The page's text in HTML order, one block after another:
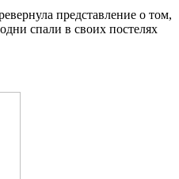
представление о том,
спали в своих постелях